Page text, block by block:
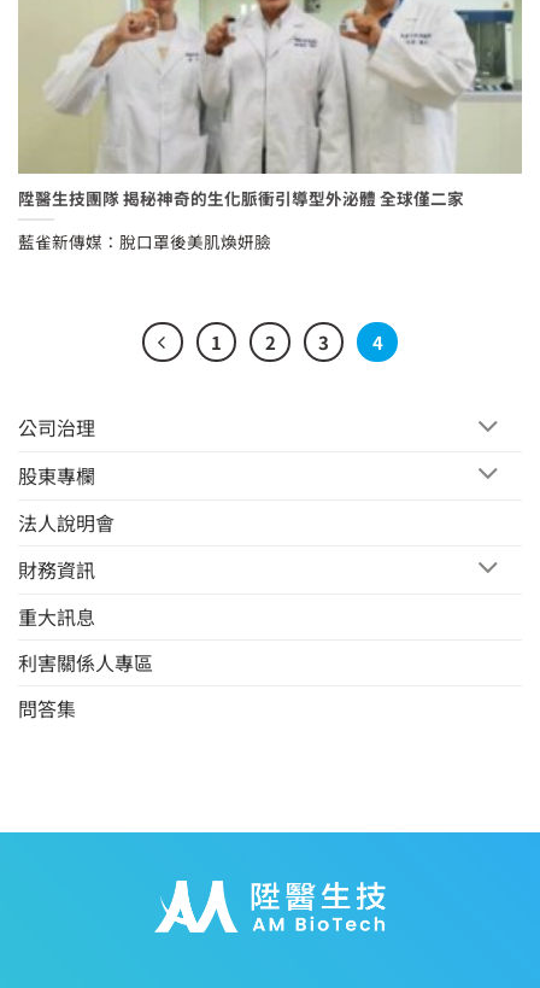
公司治理
股東專欄
法人說明會
財務資訊
重大訊息
利害關係人專區
問答集
陞醫生技團隊 揭秘神奇的生化脈衝引導型外泌體 全球僅二家
藍雀新傳媒：脫口罩後美肌煥妍臉
1 2 3 4